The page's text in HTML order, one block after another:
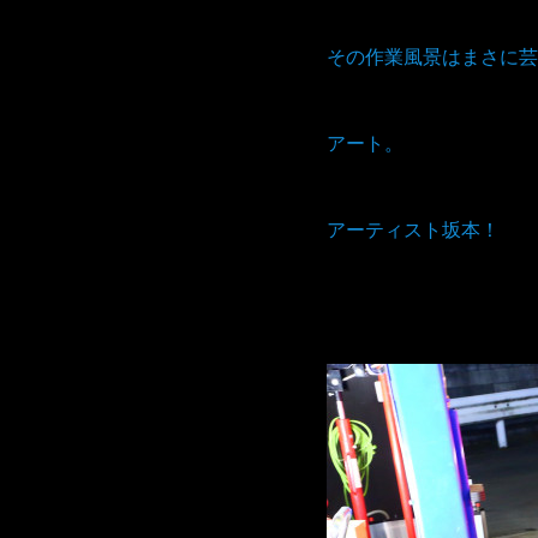
その作業風景はまさに
アート。
アーティスト坂本！